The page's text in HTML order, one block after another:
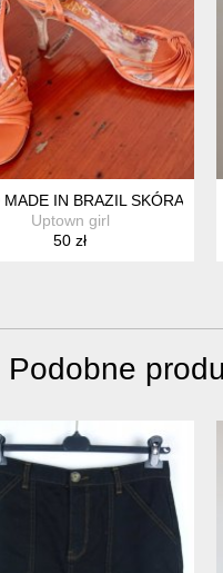
MADE IN BRAZIL SKÓRA
Uptown girl
50 zł
Podobne